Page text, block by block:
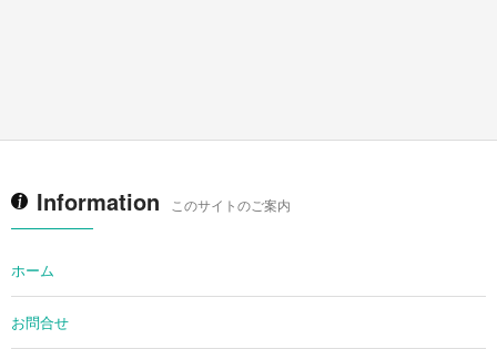
Information このサイトのご案内
ホーム
お問合せ